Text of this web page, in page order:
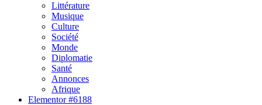
Littérature
Musique
Culture
Société
Monde
Diplomatie
Santé
Annonces
Afrique
Elementor #6188